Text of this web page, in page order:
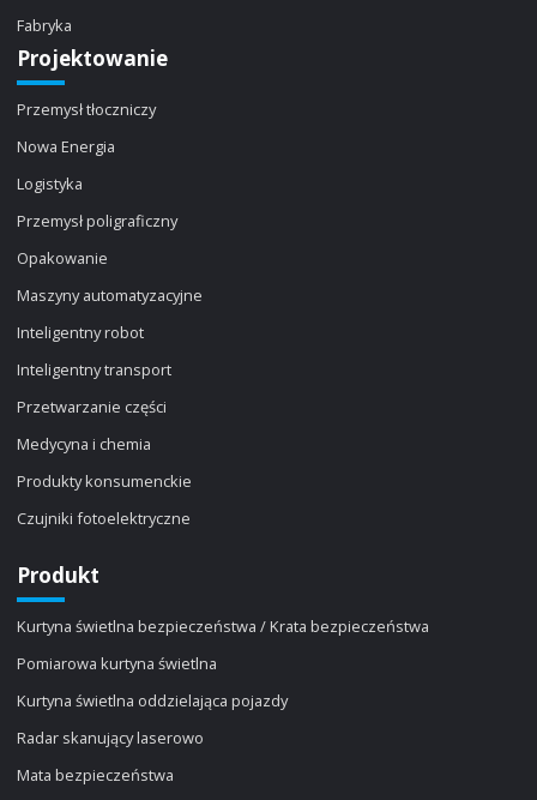
Fabryka
Projektowanie
Przemysł tłoczniczy
Nowa Energia
Logistyka
Przemysł poligraficzny
Opakowanie
Maszyny automatyzacyjne
Inteligentny robot
Inteligentny transport
Przetwarzanie części
Medycyna i chemia
Produkty konsumenckie
Czujniki fotoelektryczne
Produkt
Kurtyna świetlna bezpieczeństwa / Krata bezpieczeństwa
Pomiarowa kurtyna świetlna
Kurtyna świetlna oddzielająca pojazdy
Radar skanujący laserowo
Mata bezpieczeństwa